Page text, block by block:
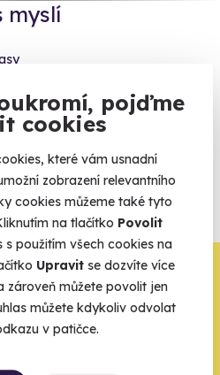
pojďme
cookies
které vám usnadní
zobrazení relevantního
cookies můžeme také tyto
na tlačítko Povolit
s použitím všech cookies na
Upravit se dozvíte více
zároveň můžete povolit jen
můžete kdykoliv odvolat
v patičce.
myslí
nejvyšší
zážitkových
krok,
my